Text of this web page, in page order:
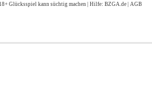
Glücksspiel kann süchtig machen | Hilfe: BZGA.de | AGB